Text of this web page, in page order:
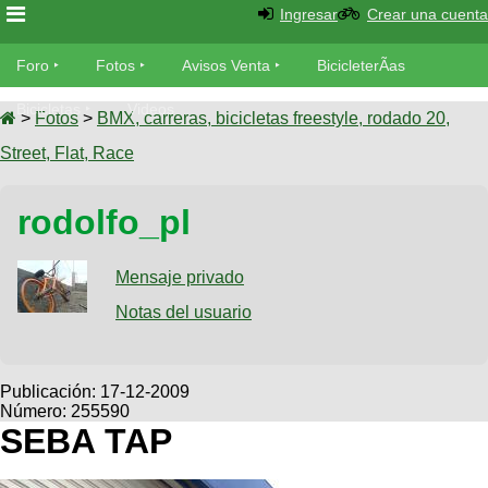
Foro
Foro
TÃ©cnica
Fotos
tu foto
Galeria
XC
Viajes
Descenso
SUBÃ
tu
Buscar
Ultimos
Fotos
BicicleterÃ­
as
Bicicletas
Tandem
Videos
Cicloturismo
Ingresar Crear una cuenta
Foro Fotos Avisos Venta BicicleterÃ­as
Bicicletas Videos
> Fotos > BMX, carreras, bicicletas freestyle, rodado 20,
Street, Flat, Race
rodolfo_pl
Mensaje privado
Notas del usuario
Publicación: 17-12-2009
Número: 255590
SEBA TAP